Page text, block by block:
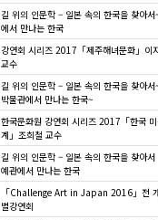
길 위의 인문학 – 일본 속의 한국을 찾아서
에서 만나는 한국
강연회 시리즈 2017「제주해녀문화」이
교수
길 위의 인문학 – 일본 속의 한국을 찾아서
박물관에서 만나는 한국~
한국문화원 강연회 시리즈 2017「한국
계」조희철 교수
길 위의 인문학 – 일본 속의 한국을 찾아
예관에서 만나는 한국
「Challenge Art in Japan 2016」전
별강연회